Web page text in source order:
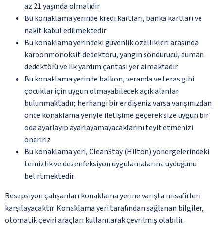
az 21 yaşında olmalıdır
Bu konaklama yerinde kredi kartları, banka kartları ve
nakit kabul edilmektedir
Bu konaklama yerindeki güvenlik özellikleri arasında
karbonmonoksit dedektörü, yangın söndürücü, duman
dedektörü ve ilk yardım çantası yer almaktadır
Bu konaklama yerinde balkon, veranda ve teras gibi
çocuklar için uygun olmayabilecek açık alanlar
bulunmaktadır; herhangi bir endişeniz varsa varışınızdan
önce konaklama yeriyle iletişime geçerek size uygun bir
oda ayarlayıp ayarlayamayacaklarını teyit etmenizi
öneririz
Bu konaklama yeri, CleanStay (Hilton) yönergelerindeki
temizlik ve dezenfeksiyon uygulamalarına uyduğunu
belirtmektedir.
Resepsiyon çalışanları konaklama yerine varışta misafirleri
karşılayacaktır. Konaklama yeri tarafından sağlanan bilgiler,
otomatik çeviri araçları kullanılarak çevrilmiş olabilir.